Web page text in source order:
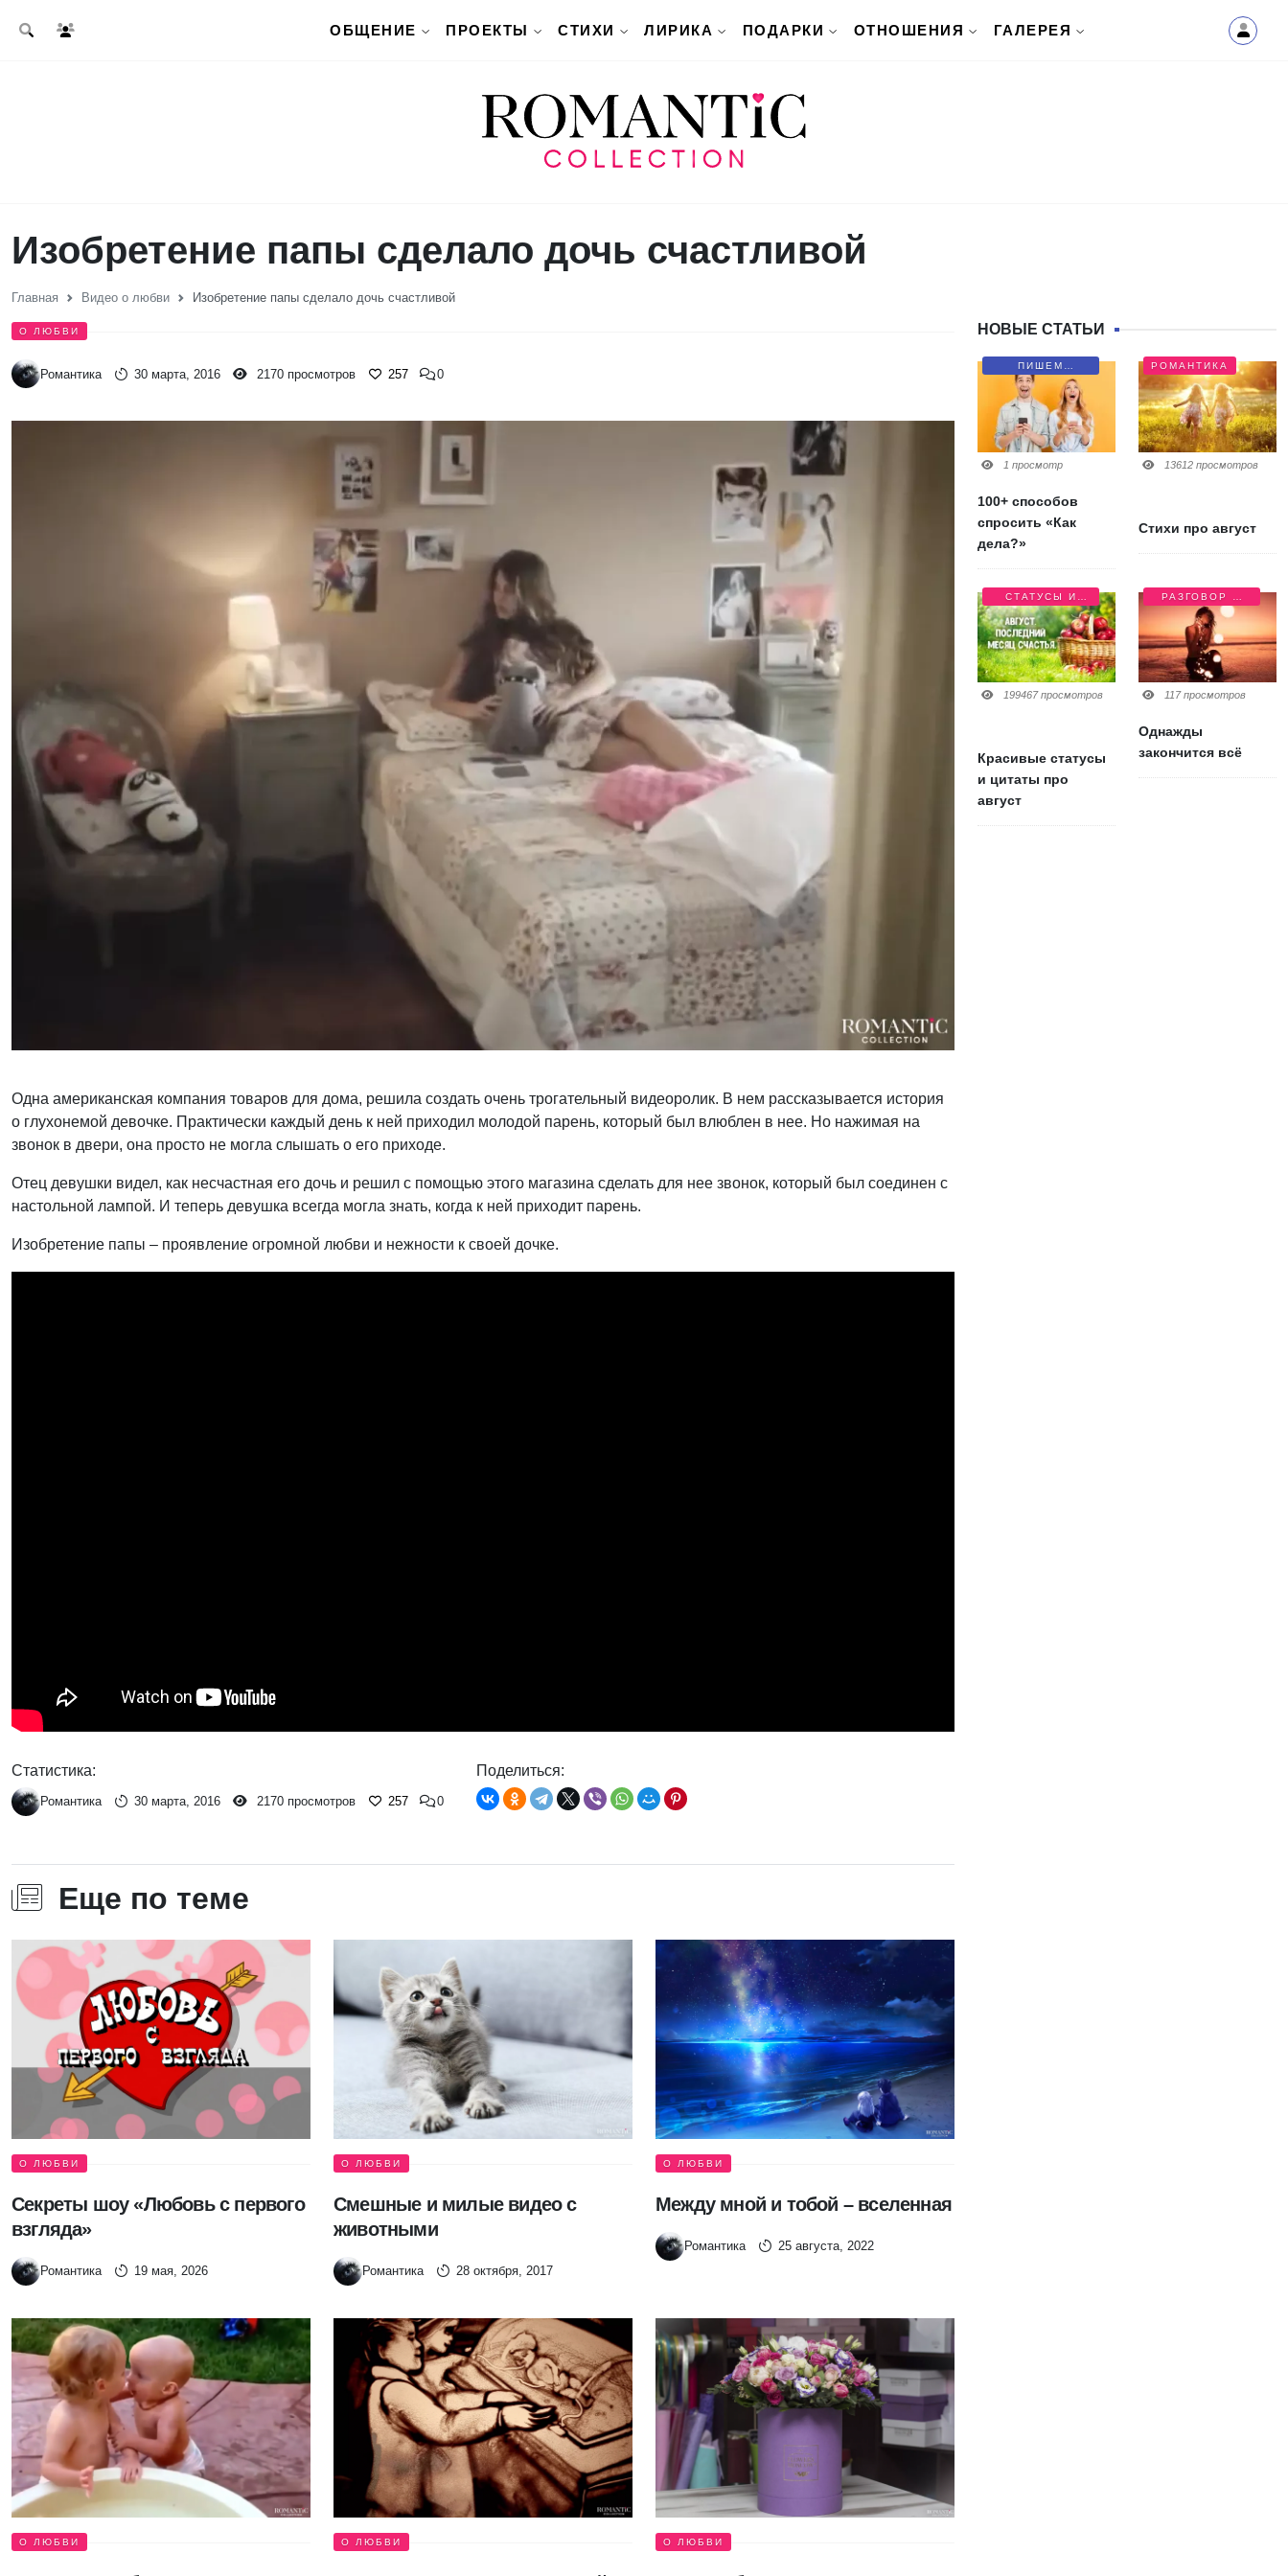
ОБЩЕНИЕ
ПРОЕКТЫ СТИХИ ЛИРИКА ПОДАРКИ ОТНОШЕНИЯ ГАЛЕРЕЯ
Изобретение папы сделало дочь счастливой
Главная Видео о любви Изобретение папы сделало дочь счастливой
О ЛЮБВИ
Романтика 30 марта, 2016 2170 просмотров 257 0
Одна американская компания товаров для дома, решила создать очень трогательный видеоролик. В нем рассказывается история
о глухонемой девочке. Практически каждый день к ней приходил молодой парень, который был влюблен в нее. Но нажимая на
звонок в двери, она просто не могла слышать о его приходе.
Отец девушки видел, как несчастная его дочь и решил с помощью этого магазина сделать для нее звонок, который был соединен с
настольной лампой. И теперь девушка всегда могла знать, когда к ней приходит парень.
Изобретение папы – проявление огромной любви и нежности к своей дочке.
Статистика:
Романтика 30 марта, 2016 2170 просмотров 257 0
Поделиться:
Еще по теме
О ЛЮБВИ
Секреты шоу «Любовь с первого
взгляда»
Романтика 19 мая, 2026
О ЛЮБВИ
Смешные и милые видео с
животными
Романтика 28 октября, 2017
О ЛЮБВИ
Между мной и тобой – вселенная
Романтика 25 августа, 2022
О ЛЮБВИ О ЛЮБВИ О ЛЮБВИ
НОВЫЕ СТАТЬИ
ПИШЕМ
ПИСЬМА
1 просмотр
100+ способов
спросить «Как
дела?»
РОМАНТИКА
13612 просмотров
Стихи про август
СТАТУСЫ И
ЦИТАТЫ
199467 просмотров
Красивые статусы
и цитаты про
август
РАЗГОВОР О
ЛЮБВИ
117 просмотров
Однажды
закончится всё